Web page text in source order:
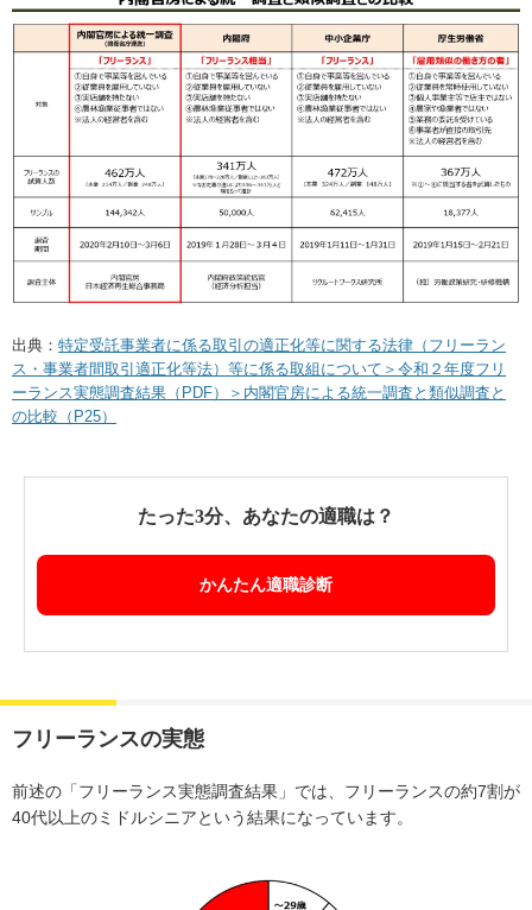
出典： 特定受託事業者に係る取引の適正化等に関する法律（フリーラン
ス・事業者間取引適正化等法）等に係る取組について＞令和２年度フリ
ーランス実態調査結果（PDF）＞内閣官房による統一調査と類似調査と
の比較（P25）
たった3分、あなたの適職は？
かんたん適職診断
フリーランスの実態
前述の「フリーランス実態調査結果」では、フリーランスの約7割が
40代以上のミドルシニアという結果になっています。